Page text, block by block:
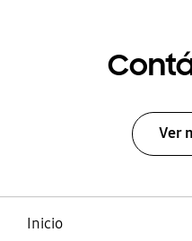
Ver
Inicio